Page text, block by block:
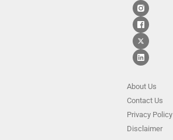
About Us
ContactUs
Privacy Policy
Disclaimer